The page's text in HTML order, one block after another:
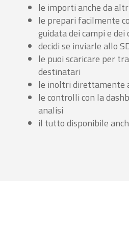
le importi anche da
le prepari facilmente
guidata dei campi e
decidi se inviarle allo
le puoi scaricare per
destinatari
le inoltri direttamente
le controlli con la
analisi
il tutto disponibile